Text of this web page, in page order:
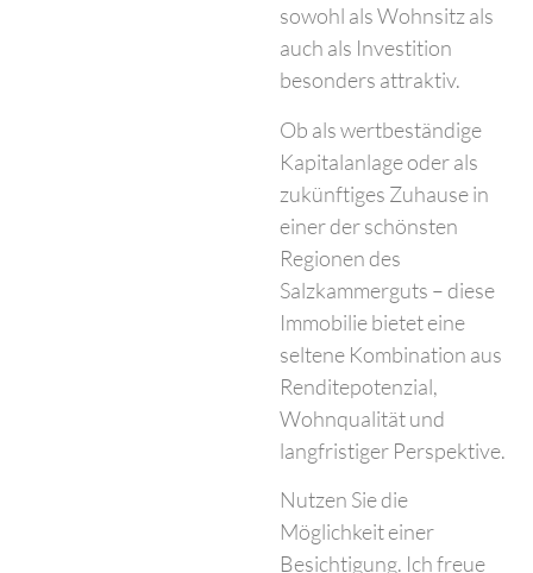
sowohl als Wohnsitz als
auch als Investition
besonders attraktiv.
Ob als wertbeständige
Kapitalanlage oder als
zukünftiges Zuhause in
einer der schönsten
Regionen des
Salzkammerguts – diese
Immobilie bietet eine
seltene Kombination aus
Renditepotenzial,
Wohnqualität und
langfristiger Perspektive.
Nutzen Sie die
Möglichkeit einer
Besichtigung. Ich freue